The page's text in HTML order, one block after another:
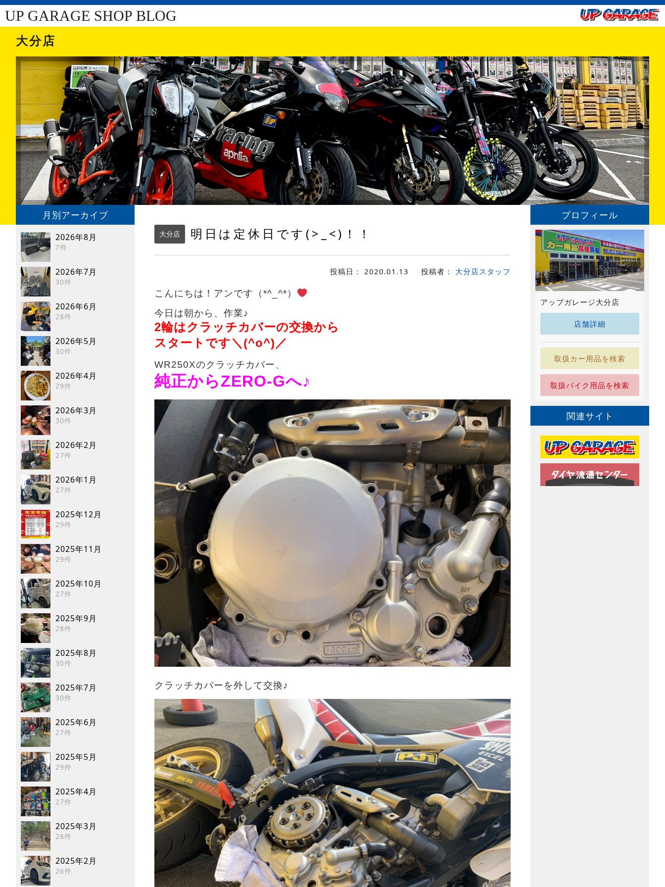
UP GARAGE SHOP BLOG
大分店
月別アーカイブ
2026年8月
7件
2026年7月
30件
2026年6月
28件
2026年5月
30件
2026年4月
29件
2026年3月
30件
2026年2月
27件
2026年1月
27件
2025年12月
29件
2025年11月
29件
2025年10月
27件
2025年9月
28件
2025年8月
30件
2025年7月
30件
2025年6月
27件
2025年5月
29件
2025年4月
27件
2025年3月
28件
2025年2月
26件
大分店 明日は定休日です(>_<)！！
投稿日： 2020.01.13 投稿者： 大分店スタッフ
こんにちは！アンです（*^_^*）
今日は朝から、作業♪
2輪はクラッチカバーの交換から
スタートです＼(^o^)／
WR250Xのクラッチカバー、
純正からZERO-Gへ♪
クラッチカバーを外して交換♪
プロフィール
アップガレージ大分店
店舗詳細
取扱カー用品を検索
取扱バイク用品を検索
関連サイト